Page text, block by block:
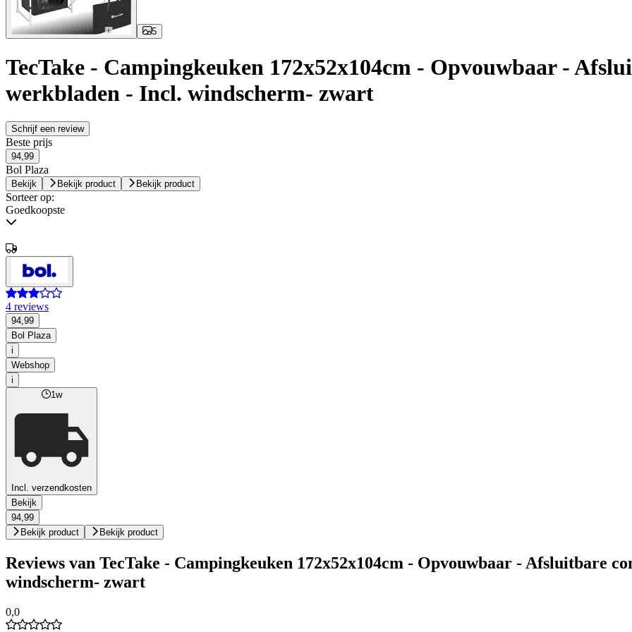
5
TecTake - Campingkeuken 172x52x104cm - Opvouwbaar -
werkbladen - Incl. windscherm- zwart
Schrijf een review
Beste prijs
94,99
Bol Plaza
Bekijk Bekijk product Bekijk product
Sorteer op:
Goedkoopste
4 reviews
94,99
Bol Plaza
i
Webshop
i
1w
Incl. verzendkosten
Bekijk
94,99
Bekijk product
Bekijk product
Reviews van TecTake - Campingkeuken 172x52x104cm - Opvouwbaar - Afsluitbare
windscherm- zwart
0,0